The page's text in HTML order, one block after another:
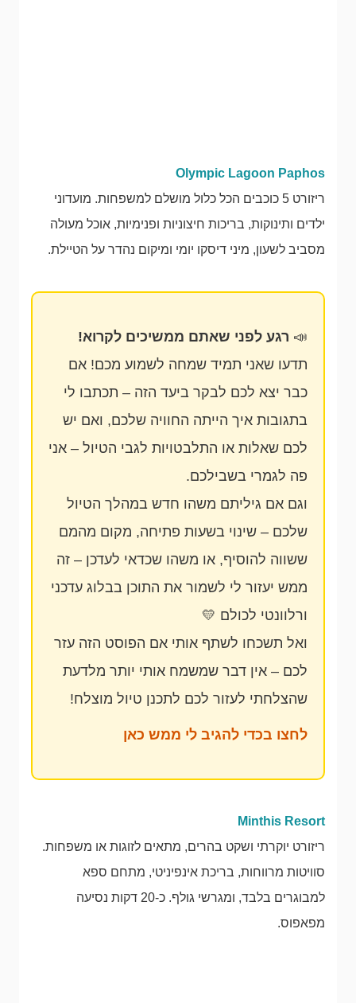
Olympic Lagoon Paphos
ריזורט 5 כוכבים הכל כלול מושלם למשפחות. מועדוני
ילדים ותינוקות, בריכות חיצוניות ופנימיות, אוכל מעולה
מסביב לשעון, מיני דיסקו יומי ומיקום נהדר על הטיילת.
📣 רגע לפני שאתם ממשיכים לקרוא!
תדעו שאני תמיד שמחה לשמוע מכם! אם
כבר יצא לכם לבקר ביעד הזה – תכתבו לי
בתגובות איך הייתה החוויה שלכם, ואם יש
לכם שאלות או התלבטויות לגבי הטיול – אני
פה לגמרי בשבילכם.
וגם אם גיליתם משהו חדש במהלך הטיול
שלכם – שינוי בשעות פתיחה, מקום מהמם
ששווה להוסיף, או משהו שכדאי לעדכן – זה
ממש יעזור לי לשמור את התוכן בבלוג עדכני
ורלוונטי לכולם 💛
ואל תשכחו לשתף אותי אם הפוסט הזה עזר
לכם – אין דבר שמשמח אותי יותר מלדעת
שהצלחתי לעזור לכם לתכנן טיול מוצלח!
לחצו בכדי להגיב לי ממש כאן
Minthis Resort
ריזורט יוקרתי ושקט בהרים, מתאים לזוגות או משפחות.
סוויטות מרווחות, בריכת אינפיניטי, מתחם ספא
למבוגרים בלבד, ומגרשי גולף. כ-20 דקות נסיעה
מפאפוס.